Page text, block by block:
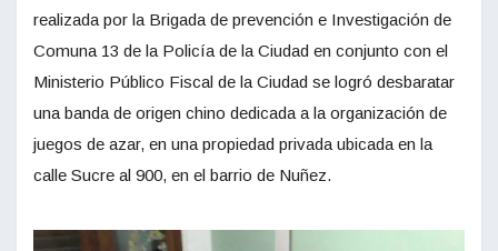
realizada por la Brigada de prevención e Investigación de
Comuna 13 de la Policía de la Ciudad en conjunto con el
Ministerio Público Fiscal de la Ciudad se logró desbaratar
una banda de origen chino dedicada a la organización de
juegos de azar, en una propiedad privada ubicada en la
calle Sucre al 900, en el barrio de Nuñez.